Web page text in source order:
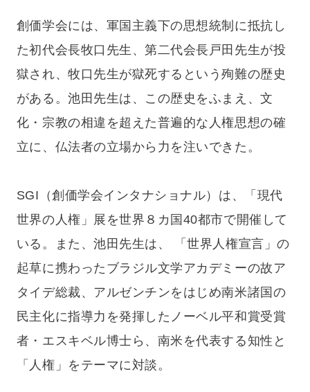
創価学会には、軍国主義下の思想統制に抵抗し
た初代会長牧口先生、第二代会長戸田先生が投
獄され、牧口先生が獄死するという殉難の歴史
がある。池田先生は、この歴史をふまえ、文
化・宗教の相違を超えた普遍的な人権思想の確
立に、仏法者の立場から力を注いできた。
SGI（創価学会インタナショナル）は、「現代
世界の人権」展を世界８カ国40都市で開催して
いる。また、池田先生は、 「世界人権宣言」の
起草に携わったブラジル文学アカデミーの故ア
タイデ総裁、アルゼンチンをはじめ南米諸国の
民主化に指導力を発揮したノーベル平和賞受賞
者・エスキベル博士ら、南米を代表する知性と
「人権」をテーマに対談。